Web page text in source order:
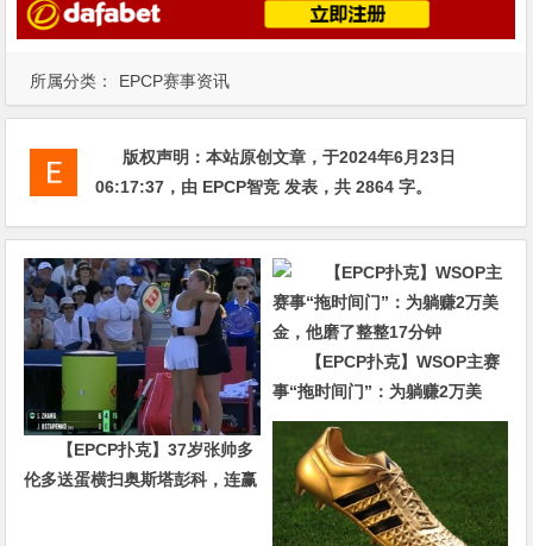
所属分类： EPCP赛事资讯
版权声明：本站原创文章，于2024年6月23日
06:17:37 ，由 EPCP智竞 发表，共 2864 字。
【EPCP扑克】37岁张帅多
伦多送蛋横扫奥斯塔彭科，连赢
【EPCP扑克】WSOP主赛
事“拖时间门”：为躺赚2万美
金，他磨了整整17分钟